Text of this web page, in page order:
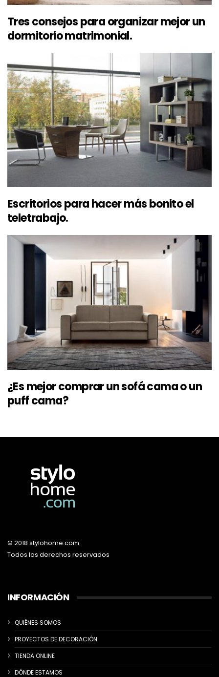
Tres consejos para organizar mejor un
dormitorio matrimonial.
Escritorios para hacer más bonito el
teletrabajo.
¿Es mejor comprar un sofá cama o un
puff cama?
© 2018 stylohome.com
Todos los derechos reservados
INFORMACIÓN
QUIÉNES SOMOS
PROYECTOS DE DECORACIÓN
TIENDA ONLINE
DÓNDE ESTAMOS